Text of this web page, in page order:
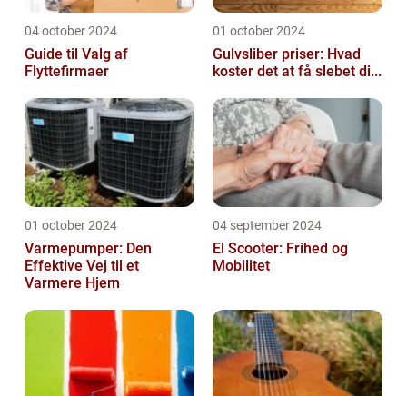
04 october 2024
Guide til Valg af
Flyttefirmaer
01 october 2024
Gulvsliber priser: Hvad
koster det at få slebet di...
01 october 2024
Varmepumper: Den
Effektive Vej til et
Varmere Hjem
04 september 2024
El Scooter: Frihed og
Mobilitet